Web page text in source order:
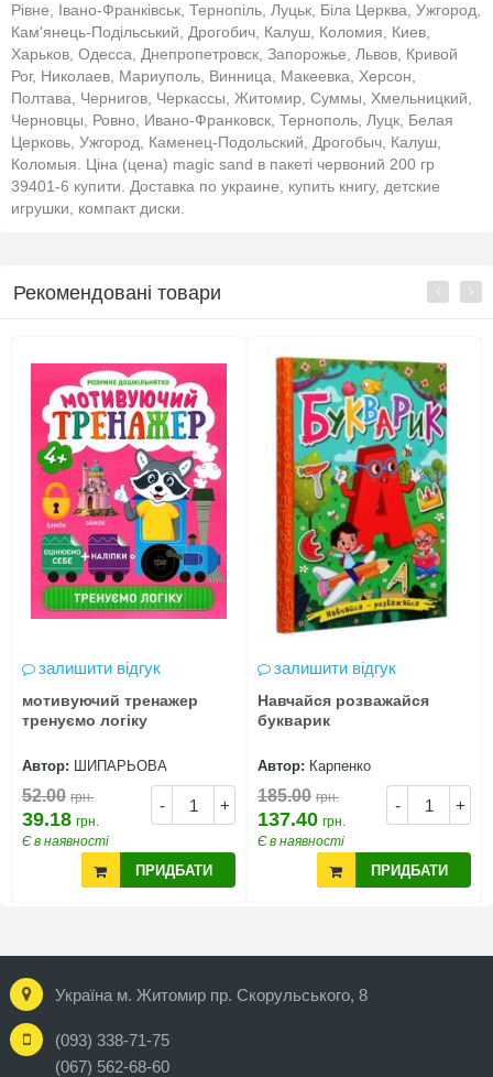
Рівне, Івано-Франківськ, Тернопіль, Луцьк, Біла Церква, Ужгород,
Кам'янець-Подільський, Дрогобич, Калуш, Коломия, Киев,
Харьков, Одесса, Днепропетровск, Запорожье, Львов, Кривой
Рог, Николаев, Мариуполь, Винница, Макеевка, Херсон,
Полтава, Чернигов, Черкассы, Житомир, Суммы, Хмельницкий,
Черновцы, Ровно, Ивано-Франковск, Тернополь, Луцк, Белая
Церковь, Ужгород, Каменец-Подольский, Дрогобыч, Калуш,
Коломыя. Ціна (цена) magic sand в пакеті червоний 200 гр
39401-6 купити. Доставка по украине, купить книгу, детские
игрушки, компакт диски.
Рекомендовані товари
залишити відгук
мотивуючий тренажер
тренуємо логіку
Автор: ШИПАРЬОВА
- +
52.00 грн.
39.18 грн.
Є в наявності
ПРИДБАТИ
залишити відгук
Навчайся розважайся
букварик
Автор: Карпенко
- +
185.00 грн.
137.40 грн.
Є в наявності
ПРИДБАТИ
Україна м. Житомир пр. Скорульського, 8
(093) 338-71-75
(067) 562-68-60